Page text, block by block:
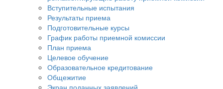
Вступительные испытания
Результаты приема
Подготовительные курсы
График работы приемной комиссии
План приема
Целевое обучение
Образовательное кредитование
Общежитие
Экран поданных заявлений